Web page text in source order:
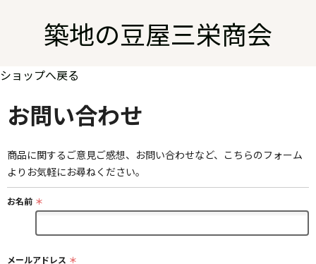
築地の豆屋三栄商会
ショップへ戻る
お問い合わせ
商品に関するご意見ご感想、お問い合わせなど、こちらのフォーム
よりお気軽にお尋ねください。
お名前 ＊
メールアドレス ＊